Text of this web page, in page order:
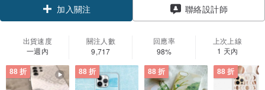
加入關注
聯絡設計師
出貨速度
一週內
關注人數
9,717
回應率
98%
上次上線
1 天內
88 折 88 折 88 折 88 折